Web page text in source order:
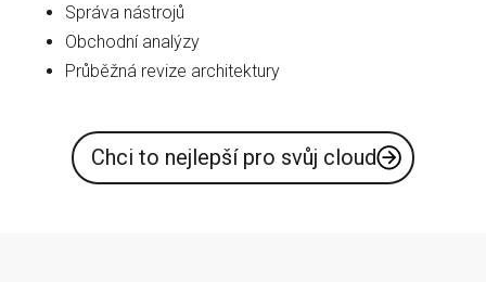
Správa nástrojů
Obchodní analýzy
Průběžná revize architektury
Chci to nejlepší pro svůj cloud